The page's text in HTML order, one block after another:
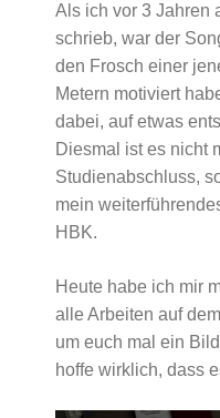
Als ich vor 3 Jahren
schrieb, war der
den Frosch einer
Metern motiviert
dabei, auf etwas
Diesmal ist es nicht
Studienabschluss,
mein
HBK.
Heute habe ich mir
alle Arbeiten auf
um euch mal ein
hoffe wirklich, dass